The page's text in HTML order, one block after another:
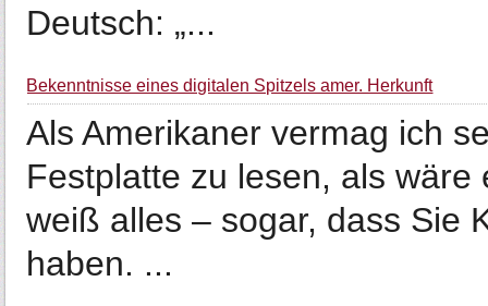
Deutsch: „...
Bekenntnisse eines digitalen Spitzels amer. Herkunft
Als Amerikaner vermag ich
Festplatte zu lesen, als wäre
weiß alles – sogar, dass Sie
haben. ...